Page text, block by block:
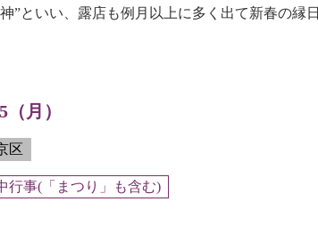
”といい、露店も例月以上に多く出て新春の縁
（月）
区
行事(「まつり」も含む)